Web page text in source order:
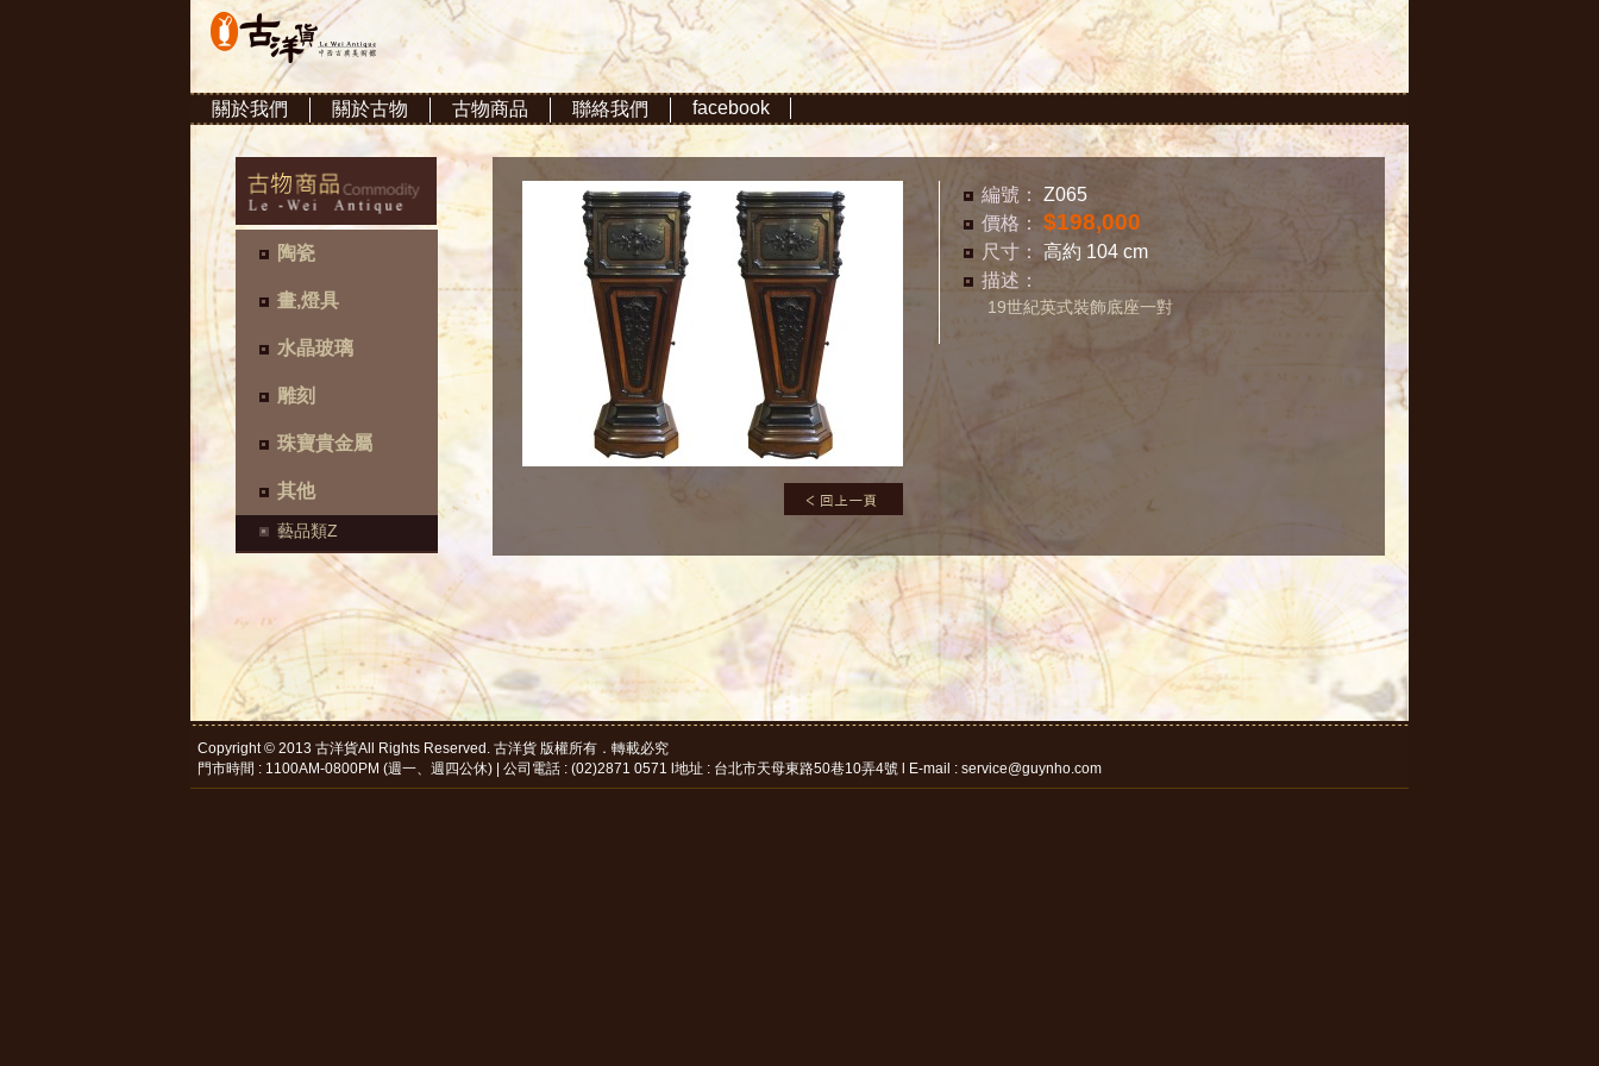
關於我們 關於古物 古物商品 聯絡我們 facebook
陶瓷
畫,燈具
水晶玻璃
雕刻
珠寶貴金屬
其他
藝品類Z
編號： Z065
價格： $198,000
尺寸：高約 104 cm
描述：
19世紀英式裝飾底座一對
Copyright © 2013 古洋貨All Rights Reserved. 古洋貨 版權所有．轉載必究
門市時間 : 1100AM-0800PM (週一、週四公休) | 公司電話 : (02)2871 0571 l地址 : 台北市天母東路50巷10弄4號 l E-mail : service@guynho.com